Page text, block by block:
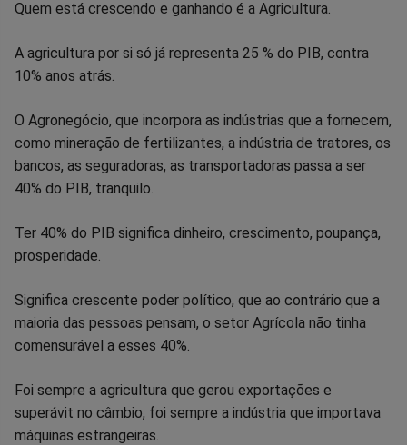
Quem está crescendo e ganhando é a Agricultura.
A agricultura por si só já representa 25 % do PIB, contra
10% anos atrás.
O Agronegócio, que incorpora as indústrias que a fornecem,
como mineração de fertilizantes, a indústria de tratores, os
bancos, as seguradoras, as transportadoras passa a ser
40% do PIB, tranquilo.
Ter 40% do PIB significa dinheiro, crescimento, poupança,
prosperidade.
Significa crescente poder político, que ao contrário que a
maioria das pessoas pensam, o setor Agrícola não tinha
comensurável a esses 40%.
Foi sempre a agricultura que gerou exportações e
superávit no câmbio, foi sempre a indústria que importava
máquinas estrangeiras.